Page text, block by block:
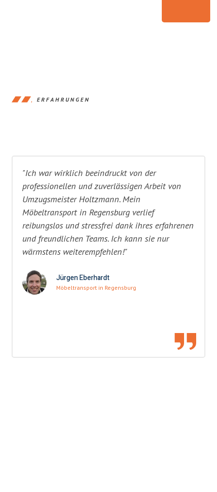
ERFAHRUNGEN
"Ich war wirklich beeindruckt von der
professionellen und zuverlässigen Arbeit von
Umzugsmeister Holtzmann. Mein
Möbeltransport in Regensburg verlief
reibungslos und stressfrei dank ihres erfahrenen
und freundlichen Teams. Ich kann sie nur
wärmstens weiterempfehlen!"
Jürgen Eberhardt
Möbeltransport in Regensburg